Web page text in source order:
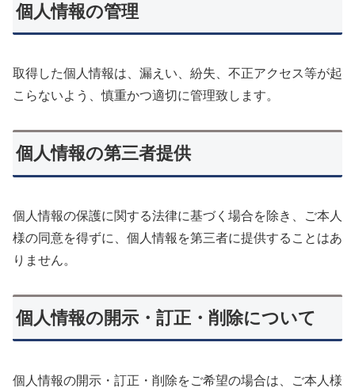
個人情報の管理
取得した個人情報は、漏えい、紛失、不正アクセス等が起
こらないよう、慎重かつ適切に管理致します。
個人情報の第三者提供
個人情報の保護に関する法律に基づく場合を除き、ご本人
様の同意を得ずに、個人情報を第三者に提供することはあ
りません。
個人情報の開示・訂正・削除について
個人情報の開示・訂正・削除をご希望の場合は、ご本人様